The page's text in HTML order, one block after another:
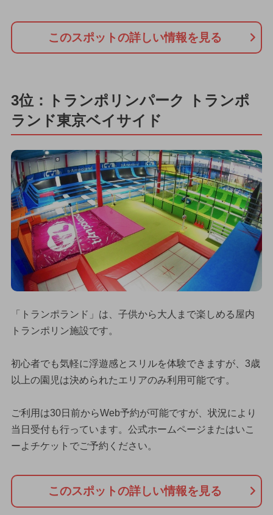
このスポットの詳しい情報を見る
3位：トランポリンパーク トランポ
ランド東京ベイサイド
「トランポランド」は、子供から大人まで楽しめる屋内
トランポリン施設です。
初心者でも気軽に浮遊感とスリルを体験できますが、3歳
以上の園児は決められたエリアのみ利用可能です。
ご利用は30日前からWeb予約が可能ですが、状況により
当日受付も行っています。公式ホームページまたはいこ
ーよチケットでご予約ください。
このスポットの詳しい情報を見る